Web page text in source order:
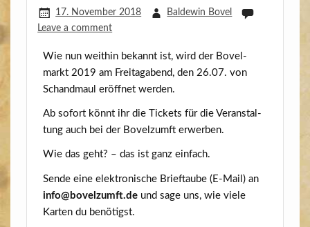
17. November 2018
Baldewin Bovel
Leave a comment
Wie nun weit­hin bekannt ist, wird der Bovel­
markt 2019 am Frei­tag­abend, den 26.07. von
Schand­maul eröff­net werden.
Ab sofort könnt ihr die Tickets für die Ver­an­stal­
tung auch bei der Bovelzumft erwerben.
Wie das geht? – das ist ganz einfach.
Sen­de eine elek­tro­ni­sche Brief­tau­be (E‑Mail) an
info@​bovelzumft.​deund sage uns, wie vie­le
Kar­ten du benötigst.